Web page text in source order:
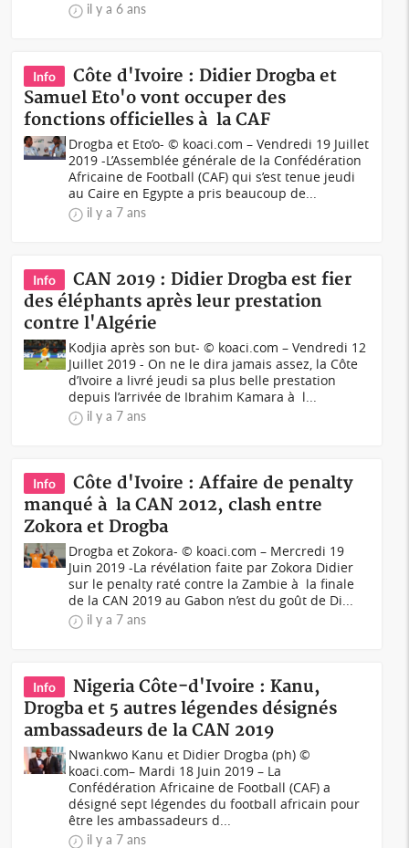
il y a 6 ans
Info
Côte d'Ivoire : Didier Drogba et
Samuel Eto'o vont occuper des
fonctions officielles à la CAF
Drogba et Eto’o- © koaci.com – Vendredi 19 Juillet
2019 -L’Assemblée générale de la Confédération
Africaine de Football (CAF) qui s’est tenue jeudi
au Caire en Egypte a pris beaucoup de...
il y a 7 ans
Info
CAN 2019 : Didier Drogba est fier
des éléphants après leur prestation
contre l'Algérie
Kodjia après son but- © koaci.com – Vendredi 12
Juillet 2019 - On ne le dira jamais assez, la Côte
d’Ivoire a livré jeudi sa plus belle prestation
depuis l’arrivée de Ibrahim Kamara à l...
il y a 7 ans
Info
Côte d'Ivoire : Affaire de penalty
manqué à la CAN 2012, clash entre
Zokora et Drogba
Drogba et Zokora- © koaci.com – Mercredi 19
Juin 2019 -La révélation faite par Zokora Didier
sur le penalty raté contre la Zambie à la finale
de la CAN 2019 au Gabon n’est du goût de Di...
il y a 7 ans
Info
Nigeria Côte-d'Ivoire : Kanu,
Drogba et 5 autres légendes désignés
ambassadeurs de la CAN 2019
Nwankwo Kanu et Didier Drogba (ph) ©
koaci.com– Mardi 18 Juin 2019 – La
Confédération Africaine de Football (CAF) a
désigné sept légendes du football africain pour
être les ambassadeurs d...
il y a 7 ans